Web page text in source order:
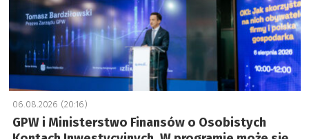
06.08.2026 (20:16)
GPW i Ministerstwo Finansów o Osobistych